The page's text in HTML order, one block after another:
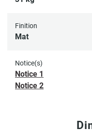
Finition
Mat
Notice(s)
Notice 1
Notice 2